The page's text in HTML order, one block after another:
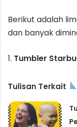
Berikut adalah
dan banyak
1. Tumbler
Tulisan Terkait